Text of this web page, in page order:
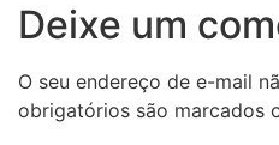
Deixe um
O seu endereço de e-mail
obrigatórios são marcados